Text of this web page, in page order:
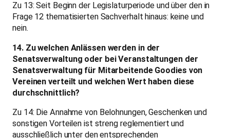
Zu 13: Seit Beginn der Legislaturperiode und über den in
Frage 12 thematisierten Sachverhalt hinaus: keine und
nein.
14. Zu welchen Anlässen werden in der
Senatsverwaltung oder bei Veranstaltungen der
Senatsverwaltung für Mitarbeitende Goodies von
Vereinen verteilt und welchen Wert haben diese
durchschnittlich?
Zu 14: Die Annahme von Belohnungen, Geschenken und
sonstigen Vorteilen ist streng reglementiert und
ausschließlich unter den entsprechenden